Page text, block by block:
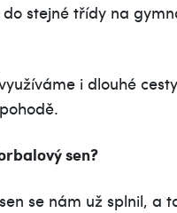
stejné třídy na
i dlouhé
sen?
se nám už splnil, a